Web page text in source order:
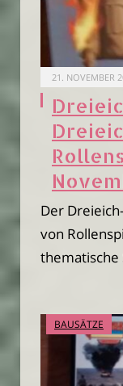
21. NOVEMBER
Der
von
thematische
BAUSÄTZE